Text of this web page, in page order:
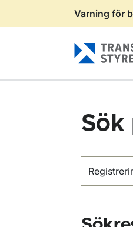
Gå till sidans innehåll
Varning för
Sök